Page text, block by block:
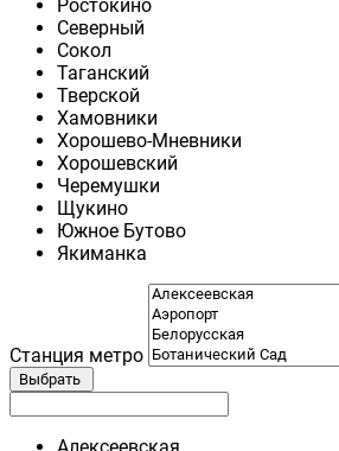
Ростокино
Северный
Сокол
Таганский
Тверской
Хамовники
Хорошево-Мневники
Хорошевский
Черемушки
Щукино
Южное Бутово
Якиманка
Станция метро
Выбрать